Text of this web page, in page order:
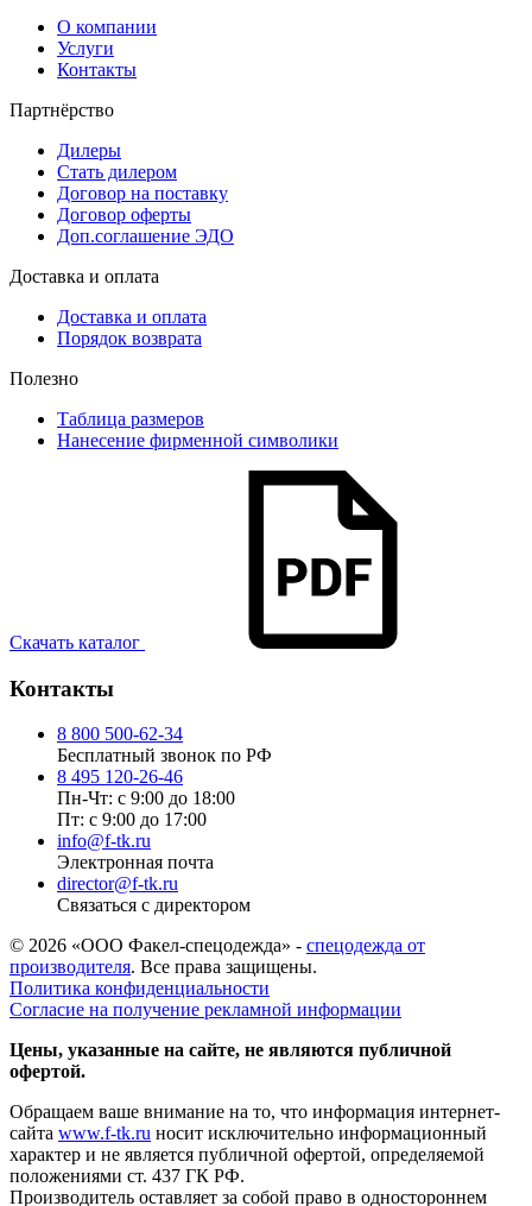
О компании
Услуги
Контакты
Партнёрство
Дилеры
Стать дилером
Договор на поставку
Договор оферты
Доп.соглашение ЭДО
Доставка и оплата
Доставка и оплата
Порядок возврата
Полезно
Таблица размеров
Нанесение фирменной символики
Скачать каталог
Контакты
8 800 500-62-34
Бесплатный звонок по РФ
8 495 120-26-46
Пн-Чт: с 9:00 до 18:00
Пт: с 9:00 до 17:00
info@f-tk.ru
Электронная почта
director@f-tk.ru
Связаться с директором
© 2026 «ООО Факел-спецодежда» - спецодежда от
производителя. Все права защищены.
Политика конфиденциальности
Согласие на получение рекламной информации
Цены, указанные на сайте, не являются публичной
офертой.
Обращаем ваше внимание на то, что информация интернет-
сайта www.f-tk.ru носит исключительно информационный
характер и не является публичной офертой, определяемой
положениями ст. 437 ГК РФ.
Производитель оставляет за собой право в одностороннем